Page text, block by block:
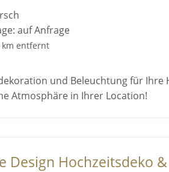
auf Anfrage
km entfernt
und Beleuchtung für Ihre
Atmosphäre in Ihrer Location!
Design Hochzeitsdeko